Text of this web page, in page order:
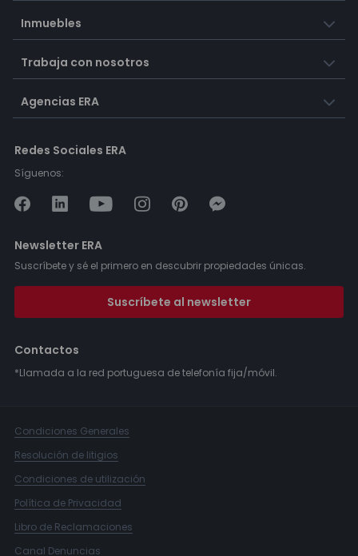
Inmuebles
Trabaja con nosotros
Agencias ERA
Redes Sociales ERA
Síguenos:
Newsletter ERA
Suscríbete y sé el primero en descubrir propiedades únicas.
Suscríbete al newsletter
Contactos
*Llamada a la red portuguesa de telefonía fija/móvil.
Condiciones Generales
Resolución de litigios
Condiciones de utilización
Política de Privacidad
Libro de Reclamaciones
Canal Denuncias